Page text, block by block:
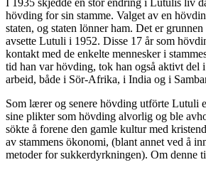
I 1935 skjedde en stor endring i Lutulis liv
hövding for sin stamme. Valget av en
staten, og staten lönner ham. Det er
avsette Lutuli i 1952. Disse 17 år som
kontakt med de enkelte mennesker i
tid han var hövding, tok han også aktivt del
arbeid, både i Sör-Afrika, i India og i
Som lærer og senere hövding utförte Lutuli
sine plikter som hövding alvorlig og ble
sökte å forene den gamle kultur med
av stammens ökonomi, (blant annet ved å
metoder for sukkerdyrkningen). Om denne